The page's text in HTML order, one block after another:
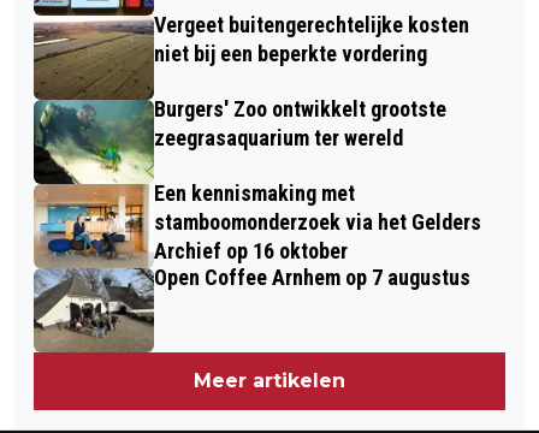
Vergeet buitengerechtelijke kosten
niet bij een beperkte vordering
Burgers' Zoo ontwikkelt grootste
zeegrasaquarium ter wereld
Een kennismaking met
stamboomonderzoek via het Gelders
Archief op 16 oktober
Open Coffee Arnhem op 7 augustus
Meer artikelen